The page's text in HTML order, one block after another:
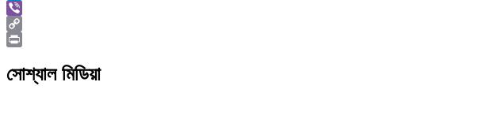
Skype
Viber
Copy
সোশ্যাল মিডিয়া